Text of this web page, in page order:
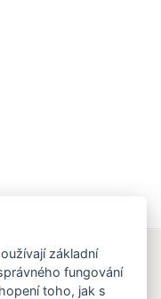
základní
fungování
toho, jak s